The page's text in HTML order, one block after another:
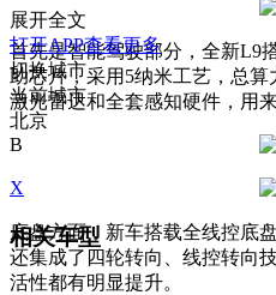
首先是智能驾驶部分，全新L9
助芯片，采用5纳米工艺，总算
激光雷达和全套感知硬件，用
底盘方面，新车搭载全线控底
还集成了四轮转向、线控转向
活性都有明显提升。
展开全文
打开APP查看更多
切换城市
当前城市
北京
B
X
相关车型